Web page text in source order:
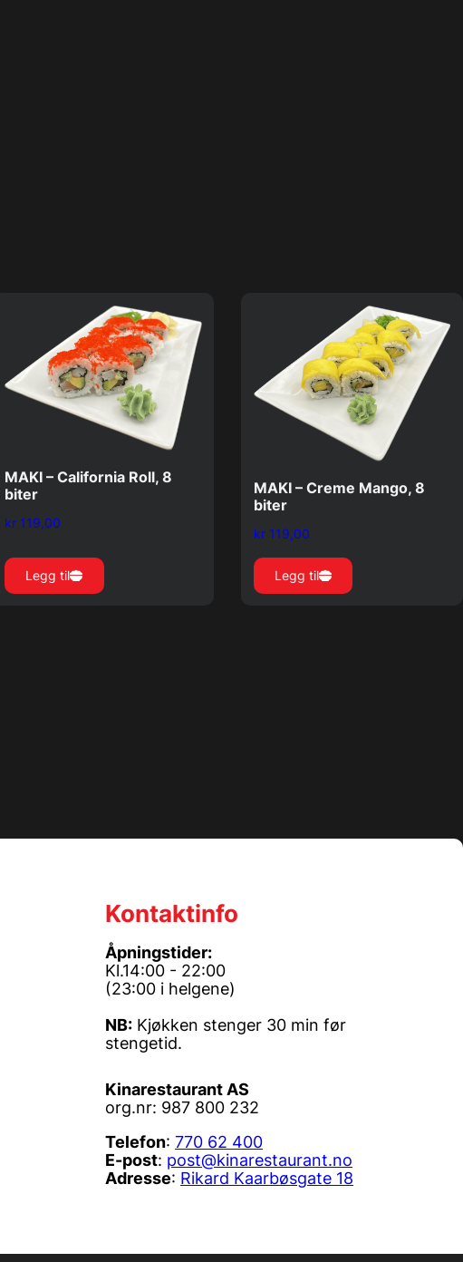
MAKI – California Roll, 8
biter
kr119,00
Legg til
MAKI – Creme Mango, 8
biter
kr119,00
Legg til
Kontaktinfo
Åpningstider:
Kl.14:00 - 22:00
(23:00 i helgene)
NB: Kjøkken stenger 30 min før
stengetid.
Kinarestaurant AS
org.nr: 987 800 232
Telefon:770 62 400
E-post: post@kinarestaurant.no
Adresse: Rikard Kaarbøsgate 18